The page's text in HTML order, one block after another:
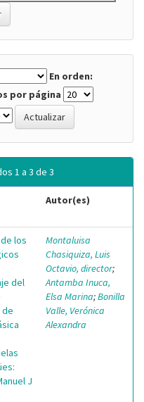
En orden:
por página
1 a 3 de 3
Autor(es)
los
del
J
Montaluisa
Chasiquiza, Luis
Octavio, director;
Antamba Inuca,
Elsa Marina;Bonilla
Valle, Verónica
Alexandra